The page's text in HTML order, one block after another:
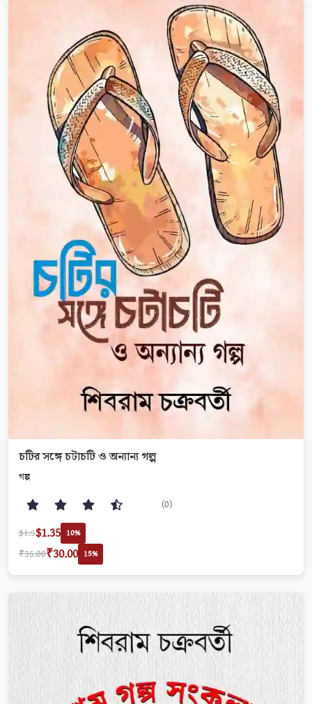
চটির সঙ্গে চটাচটি ও অন্যান্য গল্প
গল্প
(0)
$1.5$1.35 10%
₹35.00₹30.00 15%